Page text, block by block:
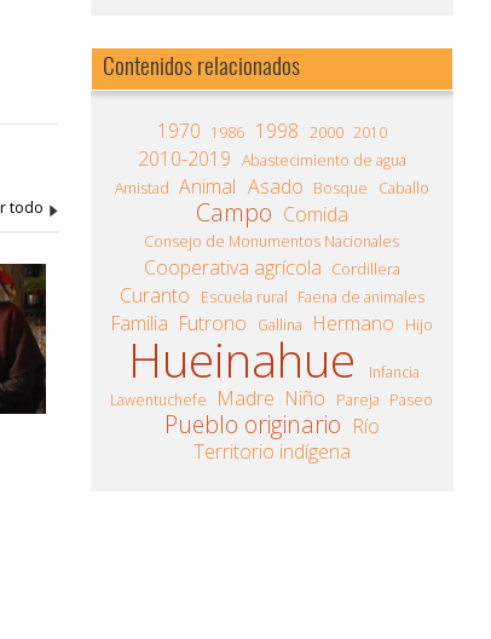
Contenidos relacionados
1970 1986 1998 2000 2010
2010-2019 Abastecimiento de agua
Amistad Animal Asado Bosque Caballo
Campo Comida
Consejo de Monumentos Nacionales
Cooperativa agrícola Cordillera
Curanto Escuela rural Faena de animales
Familia Futrono Gallina Hermano Hijo
Hueinahue
Infancia
Lawentuchefe
Madre Niño Pareja Paseo
Pueblo originario Río
Territorio indígena